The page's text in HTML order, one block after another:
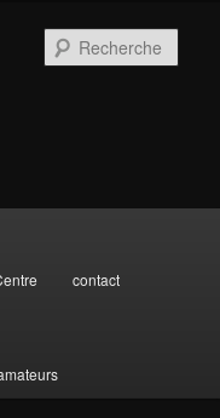
contact